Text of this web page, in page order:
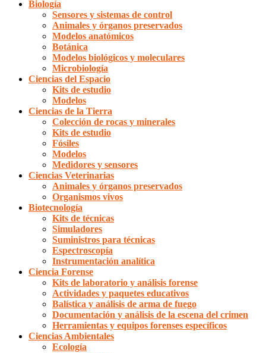
Biología
Sensores y sistemas de control
Animales y órganos preservados
Modelos anatómicos
Botánica
Modelos biológicos y moleculares
Microbiología
Ciencias del Espacio
Kits de estudio
Modelos
Ciencias de la Tierra
Colección de rocas y minerales
Kits de estudio
Fósiles
Modelos
Medidores y sensores
Ciencias Veterinarias
Animales y órganos preservados
Organismos vivos
Biotecnología
Kits de técnicas
Simuladores
Suministros para técnicas
Espectroscopía
Instrumentación analítica
Ciencia Forense
Kits de laboratorio y análisis forense
Actividades y paquetes educativos
Balística y análisis de arma de fuego
Documentación y análisis de la escena del crimen
Herramientas y equipos forenses específicos
Ciencias Ambientales
Ecología